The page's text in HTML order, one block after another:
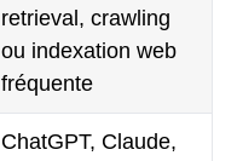
retrieval, crawling
ou indexation web
fréquente
ChatGPT, Claude,